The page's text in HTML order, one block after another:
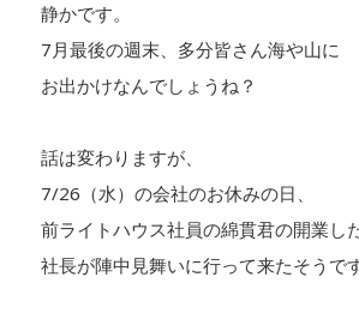
静かです。
7月最後の週末、多分皆さん海や山に
お出かけなんでしょうね？
話は変わりますが、
7/26（水）の会社のお休みの日、
前ライトハウス社員の綿貫君の開業し
社長が陣中見舞いに行って来たそうです